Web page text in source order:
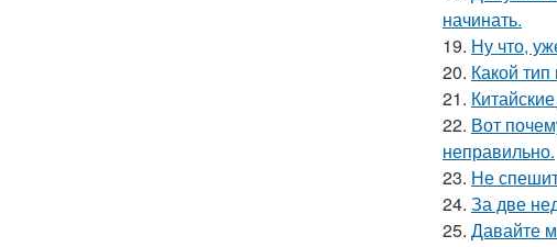
начинать.
19. Ну что,
20. Какой
21.
22. Вот
неправильно.
23. Не
24. За две
25. Давайте